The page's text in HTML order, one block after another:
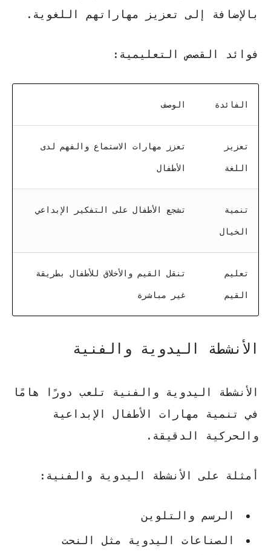
بالإضافة إلى تعزيز مهاراتهم اللغوية.
فوائد القصص التعليمية:
الفائدة الوصف
تعزيز
اللغة
تعزز مهارات الاستماع والفهم لدى
الأطفال
تنمية
الخيال
تشجع الأطفال على التفكير الإبداعي
تعليم
القيم
تنقل القيم والأخلاق للأطفال بطريقة
غير مباشرة
الأنشطة اليدوية والفنية
الأنشطة اليدوية والفنية تلعب دورًا هامًا
في تنمية مهارات الأطفال الإبداعية
والحركية الدقيقة.
أمثلة على الأنشطة اليدوية والفنية:
الرسم والتلوين
الصناعات اليدوية مثل النحت